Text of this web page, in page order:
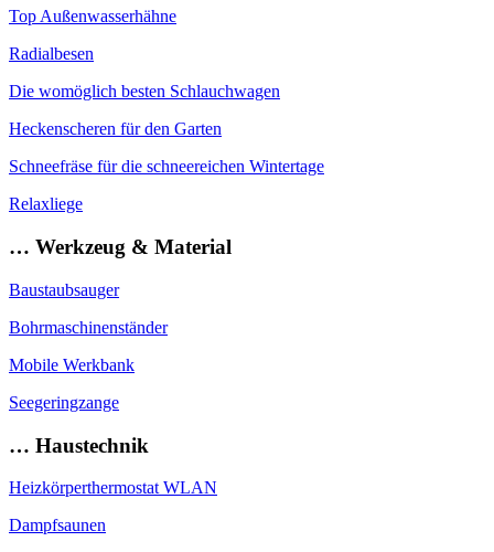
Top Außenwasserhähne
Radialbesen
Die womöglich besten Schlauchwagen
Heckenscheren für den Garten
Schneefräse für die schneereichen Wintertage
Relaxliege
… Werkzeug & Material
Baustaubsauger
Bohrmaschinenständer
Mobile Werkbank
Seegeringzange
… Haustechnik
Heizkörperthermostat WLAN
Dampfsaunen